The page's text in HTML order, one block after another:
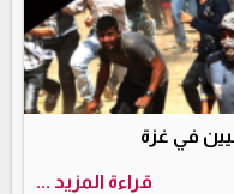
في غزة
قراءة المزيد ...